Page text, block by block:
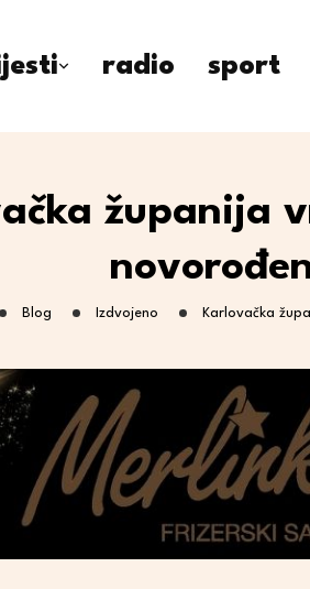
radio sport
županija
Blog Izdvojeno Karlovačka